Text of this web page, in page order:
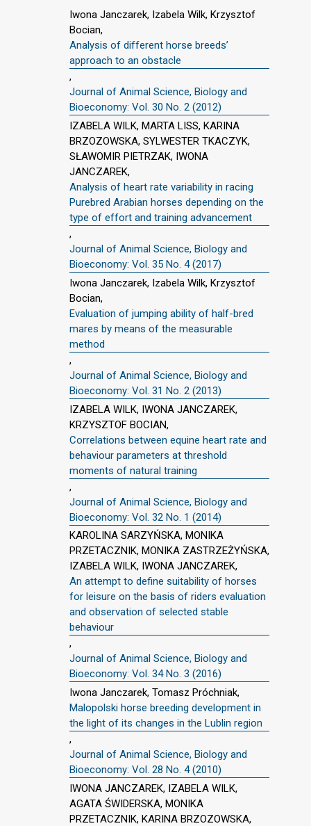
Iwona Janczarek, Izabela Wilk, Krzysztof
Bocian,
Analysis of different horse breeds’
approach to an obstacle
,
Journal of Animal Science, Biology and
Bioeconomy: Vol. 30 No. 2 (2012)
IZABELA WILK, MARTA LISS, KARINA
BRZOZOWSKA, SYLWESTER TKACZYK,
SŁAWOMIR PIETRZAK, IWONA
JANCZAREK,
Analysis of heart rate variability in racing
Purebred Arabian horses depending on the
type of effort and training advancement
,
Journal of Animal Science, Biology and
Bioeconomy: Vol. 35 No. 4 (2017)
Iwona Janczarek, Izabela Wilk, Krzysztof
Bocian,
Evaluation of jumping ability of half-bred
mares by means of the measurable
method
,
Journal of Animal Science, Biology and
Bioeconomy: Vol. 31 No. 2 (2013)
IZABELA WILK, IWONA JANCZAREK,
KRZYSZTOF BOCIAN,
Correlations between equine heart rate and
behaviour parameters at threshold
moments of natural training
,
Journal of Animal Science, Biology and
Bioeconomy: Vol. 32 No. 1 (2014)
KAROLINA SARZYŃSKA, MONIKA
PRZETACZNIK, MONIKA ZASTRZEŻYŃSKA,
IZABELA WILK, IWONA JANCZAREK,
An attempt to define suitability of horses
for leisure on the basis of riders evaluation
and observation of selected stable
behaviour
,
Journal of Animal Science, Biology and
Bioeconomy: Vol. 34 No. 3 (2016)
Iwona Janczarek, Tomasz Próchniak,
Malopolski horse breeding development in
the light of its changes in the Lublin region
,
Journal of Animal Science, Biology and
Bioeconomy: Vol. 28 No. 4 (2010)
IWONA JANCZAREK, IZABELA WILK,
AGATA ŚWIDERSKA, MONIKA
PRZETACZNIK, KARINA BRZOZOWSKA,